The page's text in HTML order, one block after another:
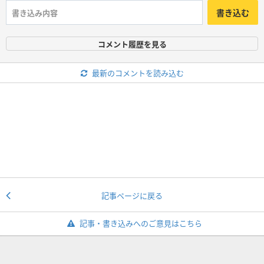
書き込む
コメント履歴を見る
最新のコメントを読み込む
記事ページに戻る
記事・書き込みへのご意見はこちら